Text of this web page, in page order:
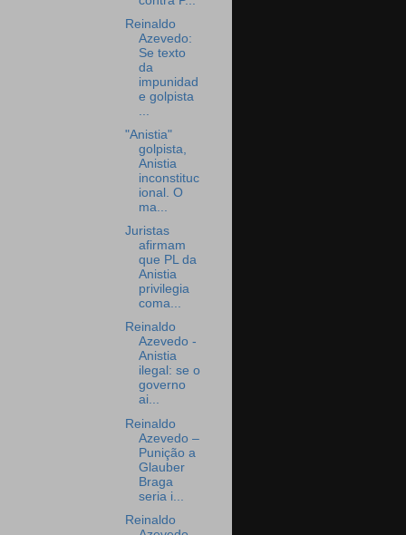
Reinaldo
Azevedo:
Se texto
da
impunidad
e golpista
...
"Anistia"
golpista,
Anistia
inconstituc
ional. O
ma...
Juristas
afirmam
que PL da
Anistia
privilegia
coma...
Reinaldo
Azevedo -
Anistia
ilegal: se o
governo
ai...
Reinaldo
Azevedo –
Punição a
Glauber
Braga
seria i...
Reinaldo